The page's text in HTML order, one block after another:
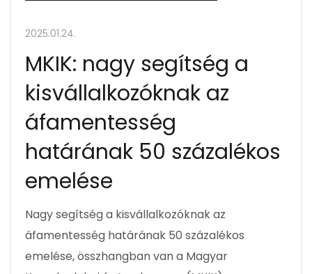
2025.01.24.
MKIK: nagy segítség a
kisvállalkozóknak az
áfamentesség
határának 50 százalékos
emelése
Nagy segítség a kisvállalkozóknak az
áfamentesség határának 50 százalékos
emelése, összhangban van a Magyar